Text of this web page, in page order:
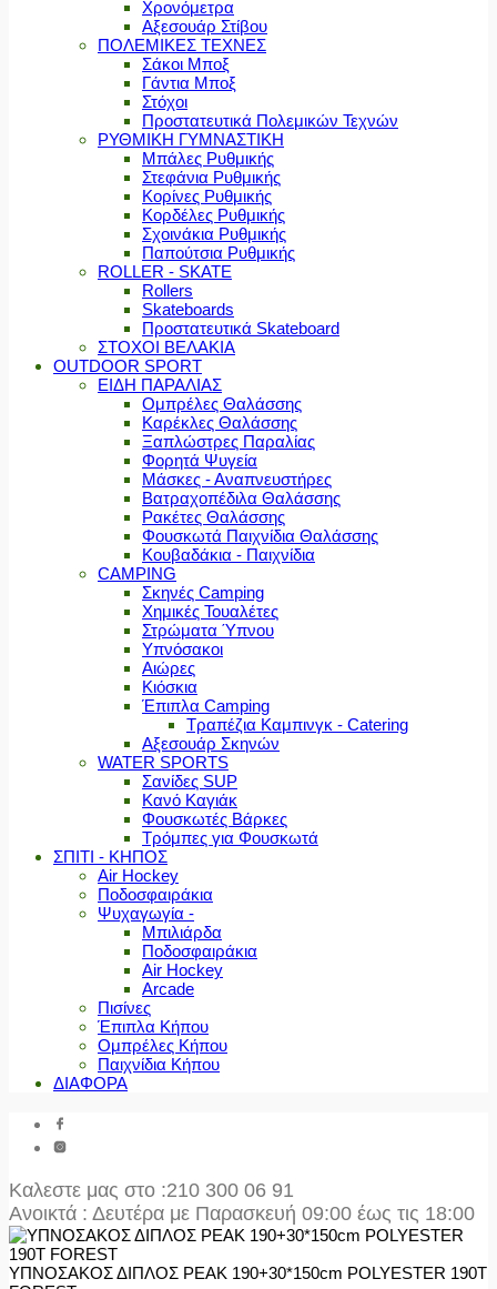
Χρονόμετρα
Αξεσουάρ Στίβου
ΠΟΛΕΜΙΚΕΣ ΤΕΧΝΕΣ
Σάκοι Μποξ
Γάντια Μποξ
Στόχοι
Προστατευτικά Πολεμικών Τεχνών
ΡΥΘΜΙΚΗ ΓΥΜΝΑΣΤΙΚΗ
Μπάλες Ρυθμικής
Στεφάνια Ρυθμικής
Κορίνες Ρυθμικής
Κορδέλες Ρυθμικής
Σχοινάκια Ρυθμικής
Παπούτσια Ρυθμικής
ROLLER - SKATE
Rollers
Skateboards
Προστατευτικά Skateboard
ΣΤΟΧΟΙ ΒΕΛΑΚΙΑ
OUTDOOR SPORT
ΕΙΔΗ ΠΑΡΑΛΙΑΣ
Ομπρέλες Θαλάσσης
Καρέκλες Θαλάσσης
Ξαπλώστρες Παραλίας
Φορητά Ψυγεία
Μάσκες - Αναπνευστήρες
Βατραχοπέδιλα Θαλάσσης
Ρακέτες Θαλάσσης
Φουσκωτά Παιχνίδια Θαλάσσης
Κουβαδάκια - Παιχνίδια
CAMPING
Σκηνές Camping
Χημικές Τουαλέτες
Στρώματα Ύπνου
Υπνόσακοι
Αιώρες
Κιόσκια
Έπιπλα Camping
Τραπέζια Καμπινγκ - Catering
Αξεσουάρ Σκηνών
WATER SPORTS
Σανίδες SUP
Κανό Καγιάκ
Φουσκωτές Βάρκες
Τρόμπες για Φουσκωτά
ΣΠΙΤΙ - ΚΗΠΟΣ
Air Hockey
Ποδοσφαιράκια
Ψυχαγωγία -
Μπιλιάρδα
Ποδοσφαιράκια
Air Hockey
Arcade
Πισίνες
Έπιπλα Κήπου
Ομπρέλες Κήπου
Παιχνίδια Κήπου
ΔΙΑΦΟΡΑ
Καλεστε μας στο :210 300 06 91
Ανοικτά : Δευτέρα με Παρασκευή 09:00 έως τις 18:00
ΥΠΝΟΣΑΚΟΣ ΔΙΠΛΟΣ PEAK 190+30*150cm POLYESTER 190T